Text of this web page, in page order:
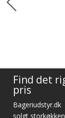
Find det
pris
Bageriudstyr.dk
solgt